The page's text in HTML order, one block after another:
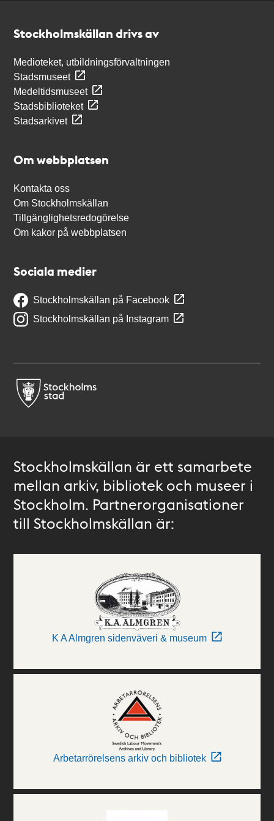
Stockholmskällan drivs av
Medioteket, utbildningsförvaltningen
Stadsmuseet
Medeltidsmuseet
Stadsbiblioteket
Stadsarkivet
Om webbplatsen
Kontakta oss
Om Stockholmskällan
Tillgänglighetsredogörelse
Om kakor på webbplatsen
Sociala medier
Stockholmskällan på Facebook
Stockholmskällan på Instagram
Stockholmskällan är ett samarbete
mellan arkiv, bibliotek och museer i
Stockholm. Partnerorganisationer
till Stockholmskällan är:
K A Almgren sidenväveri & museum
Arbetarrörelsens arkiv och bibliotek